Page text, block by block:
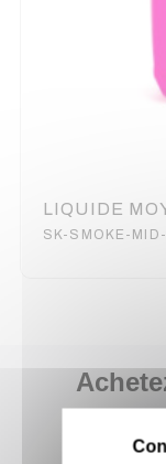
SK-SMOKE-